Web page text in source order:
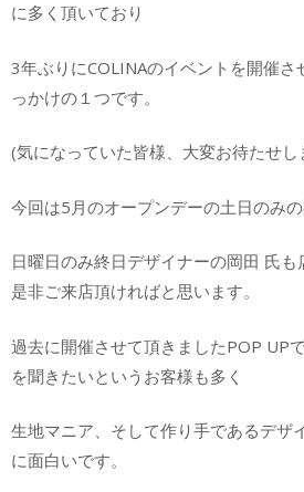
に多く頂いており
3年ぶりにCOLINAのイベントを開催さ
っかけの１つです。
(気になっていた皆様、大変お待たせし
今回は5月のオープンデーの土日のみの
日曜日のみ終日デザイナーの岡田 氏
是非ご来店頂ければと思います。
過去に開催させて頂きましたPOP UP
を聞きたいというお客様も多く
生地マニア、そして作り手であるデザ
に面白いです。